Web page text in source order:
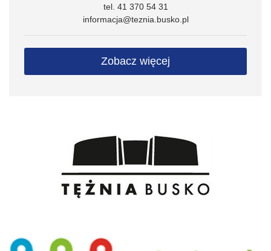
tel. 41 370 54 31
informacja@teznia.busko.pl
Zobacz więcej